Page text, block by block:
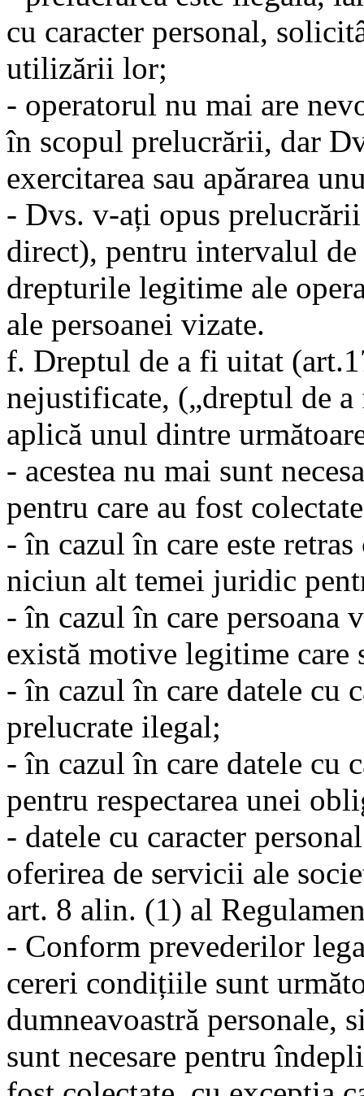
cu caracter personal,
utilizării lor;
- operatorul nu mai are
în scopul prelucrării, dar
exercitarea sau apărarea
- Dvs. v-ați opus
direct), pentru intervalul
drepturile legitime ale
ale persoanei vizate.
f. Dreptul de a fi uitat
nejustificate, („dreptul de
aplică unul dintre
- acestea nu mai sunt
pentru care au fost
- în cazul în care este
niciun alt temei juridic
- în cazul în care persoana
există motive legitime care
- în cazul în care datele cu
prelucrate ilegal;
- în cazul în care datele cu
pentru respectarea unei
- datele cu caracter
oferirea de servicii ale
art. 8 alin. (1) al
- Conform prevederilor
cereri condițiile sunt
dumneavoastră personale,
sunt necesare pentru